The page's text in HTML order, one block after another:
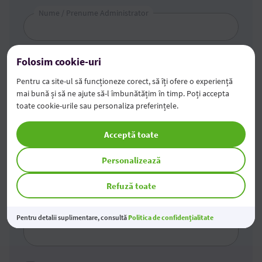
Nume / Prenume Administrator
IDNO
+373
Telefon
Folosim cookie-uri
Pentru ca site-ul să funcționeze corect, să îți ofere o experiență
mai bună și să ne ajute să-l îmbunătățim în timp. Poți accepta
toate cookie-urile sau personaliza preferințele.
Refuză toate
Personalizează
Acceptă toate
Pentru detalii suplimentare, consultă Politica de confidențialitate